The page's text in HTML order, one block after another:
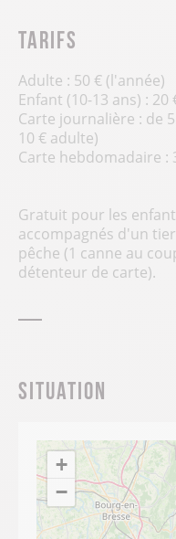
Tarifs
Adulte : 50 € (l'année)
Enfant (10-13 ans) : 20
Carte journalière : de
10 € adulte)
Carte hebdomadaire :
Gratuit pour les
accompagnés d'un
pêche (1 canne au
détenteur de carte).
Situation
+
−